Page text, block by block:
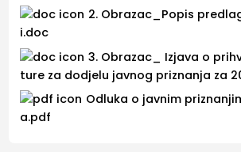
2. Obrazac_Popis
i.doc
3. Obrazac_ Izjava o
ture za dodjelu javnog priznanja za
Odluka o javnim
a.pdf